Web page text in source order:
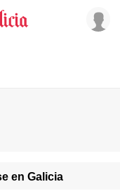
en Galicia